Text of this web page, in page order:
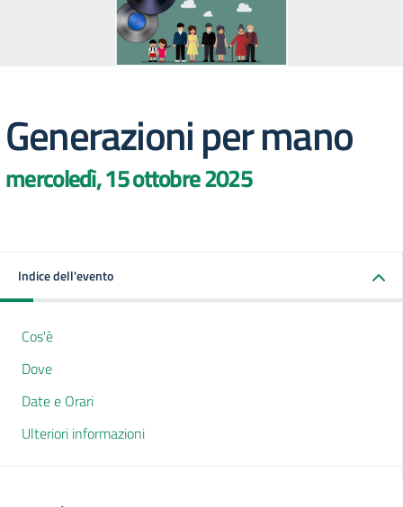
Generazioni per mano
mercoledì, 15 ottobre 2025
Indice dell'evento
Cos'è
Dove
Date e Orari
Ulteriori informazioni